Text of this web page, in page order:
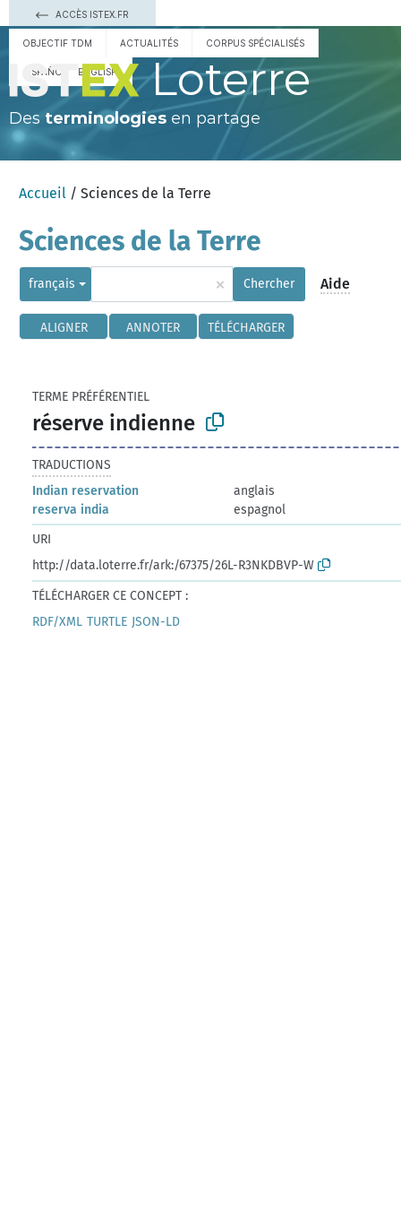
ACCÈS ISTEX.FR
OBJECTIF TDM ACTUALITÉS CORPUS SPÉCIALISÉS
ESPAÑOL ENGLISH Loterre
Des terminologies en partage
Accueil / Sciences de la Terre
Sciences de la Terre
français × Chercher Aide
ALIGNER ANNOTER TÉLÉCHARGER
TERME PRÉFÉRENTIEL
réserve indienne
TRADUCTIONS
Indian reservation
anglais
reserva india
espagnol
URI
http://data.loterre.fr/ark:/67375/26L-R3NKDBVP-W
TÉLÉCHARGER CE CONCEPT :
RDF/XML TURTLE JSON-LD